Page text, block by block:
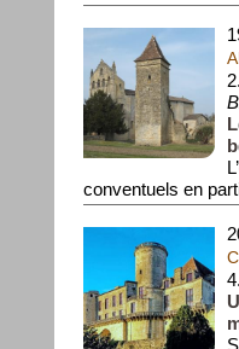
conventuels en
L'abbatiale se